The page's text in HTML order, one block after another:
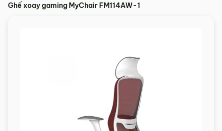
Ghế xoay gaming MyChair FM114AW-1